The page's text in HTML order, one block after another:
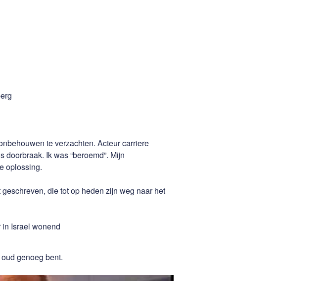
te verzachten. Acteur carriere
doorbraak. Ik was “beroemd”. Mijn
oplossing.
die tot op heden zijn weg naar het
Israel wonend
genoeg bent.